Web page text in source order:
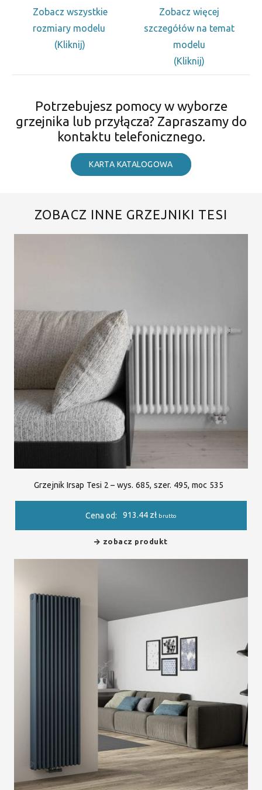
Zobacz wszystkie
rozmiary modelu
(Kliknij)
Zobacz więcej
szczegółów na temat
modelu
(Kliknij)
Potrzebujesz pomocy w wyborze
grzejnika lub przyłącza? Zapraszamy do
kontaktu telefonicznego.
KARTA KATALOGOWA
ZOBACZ INNE GRZEJNIKI TESI
Grzejnik Irsap Tesi 2 – wys. 685, szer. 495, moc 535
Cena od: 913.44 zł brutto
zobacz produkt